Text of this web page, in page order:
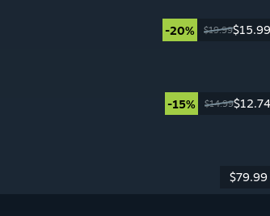
-20% $19.99$15.99
-15% $14.99$12.74
$79.99